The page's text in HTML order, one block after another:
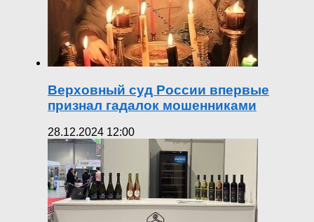
Верховный суд России впервые
признал гадалок мошенниками
28.12.2024 12:00